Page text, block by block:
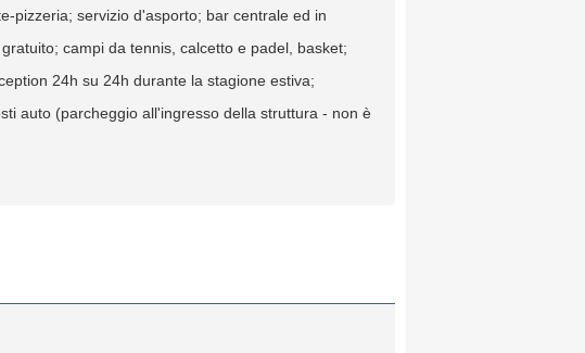
pizzeria; servizio d'asporto; bar centrale ed in
campi da tennis, calcetto e padel, basket;
24h su 24h durante la stagione estiva;
auto (parcheggio all'ingresso della struttura - non è